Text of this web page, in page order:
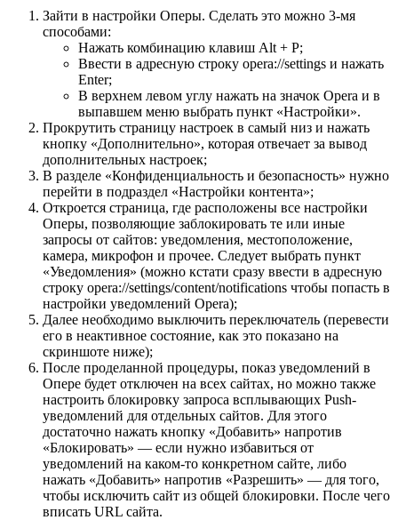
Зайти в настройки Оперы. Сделать это можно 3-мя
способами:
Нажать комбинацию клавиш Alt + P;
Ввести в адресную строку opera://settings и нажать
Enter;
В верхнем левом углу нажать на значок Opera и в
выпавшем меню выбрать пункт «Настройки».
Прокрутить страницу настроек в самый низ и нажать
кнопку «Дополнительно», которая отвечает за вывод
дополнительных настроек;
В разделе «Конфиденциальность и безопасность» нужно
перейти в подраздел «Настройки контента»;
Откроется страница, где расположены все настройки
Оперы, позволяющие заблокировать те или иные
запросы от сайтов: уведомления, местоположение,
камера, микрофон и прочее. Следует выбрать пункт
«Уведомления» (можно кстати сразу ввести в адресную
строку opera://settings/content/notifications чтобы попасть в
настройки уведомлений Opera);
Далее необходимо выключить переключатель (перевести
его в неактивное состояние, как это показано на
скриншоте ниже);
После проделанной процедуры, показ уведомлений в
Опере будет отключен на всех сайтах, но можно также
настроить блокировку запроса всплывающих Push-
уведомлений для отдельных сайтов. Для этого
достаточно нажать кнопку «Добавить» напротив
«Блокировать» — если нужно избавиться от
уведомлений на каком-то конкретном сайте, либо
нажать «Добавить» напротив «Разрешить» — для того,
чтобы исключить сайт из общей блокировки. После чего
вписать URL сайта.